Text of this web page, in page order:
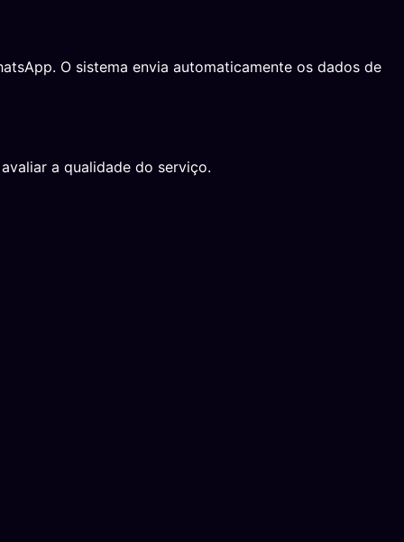
O sistema envia automaticamente os dados de
a qualidade do serviço.